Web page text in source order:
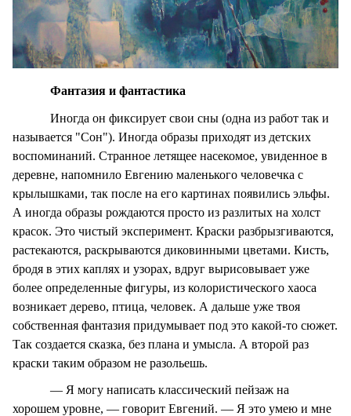
Фантазия и фантастика
Иногда он фиксирует свои сны (одна из работ так и
называется "Сон"). Иногда образы приходят из детских
воспоминаний. Странное летящее насекомое, увиденное в
деревне, напомнило Евгению маленького человечка с
крылышками, так после на его картинах появились эльфы.
А иногда образы рождаются просто из разлитых на холст
красок. Это чистый эксперимент. Краски разбрызгиваются,
растекаются, раскрываются диковинными цветами. Кисть,
бродя в этих каплях и узорах, вдруг вырисовывает уже
более определенные фигуры, из колористического хаоса
возникает дерево, птица, человек. А дальше уже твоя
собственная фантазия придумывает под это какой-то сюжет.
Так создается сказка, без плана и умысла. А второй раз
краски таким образом не разольешь.
— Я могу написать классический пейзаж на
хорошем уровне, — говорит Евгений. — Я это умею и мне